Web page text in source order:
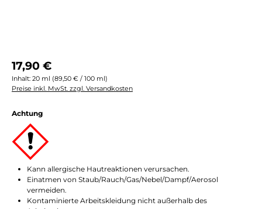
Regulärer Preis:
17,90 €
Inhalt: 20 ml (89,50 € / 100 ml)
Preise inkl. MwSt. zzgl. Versandkosten
Achtung
Kann allergische Hautreaktionen verursachen.
Einatmen von Staub/Rauch/Gas/Nebel/Dampf/Aerosol
vermeiden.
Kontaminierte Arbeitskleidung nicht außerhalb des